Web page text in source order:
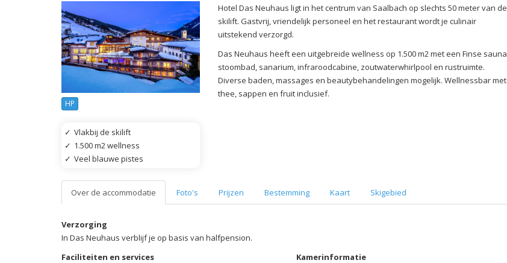
HP
✓ Vlakbij de skilift
✓ 1.500 m2 wellness
✓ Veel blauwe pistes
Hotel Das Neuhaus ligt in het centrum van Saalbach op slechts 50 meter van de
skilift. Gastvrij, vriendelijk personeel en het restaurant wordt je culinair
uitstekend verzorgd.
Das Neuhaus heeft een uitgebreide wellness op 1.500 m2 met een Finse sauna,
stoombad, sanarium, infraroodcabine, zoutwaterwhirlpool en rustruimte.
Diverse baden, massages en beautybehandelingen mogelijk. Wellnessbar met
thee, sappen en fruit inclusief.
Over de accommodatie Foto's Prijzen Bestemming Kaart Skigebied
Verzorging
In Das Neuhaus verblijf je op basis van halfpension.
Faciliteiten en services
Kamerinformatie